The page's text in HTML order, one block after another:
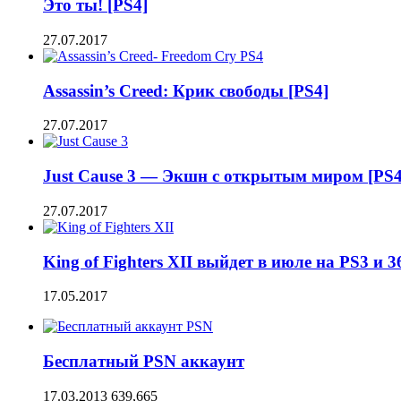
Это ты! [PS4]
27.07.2017
Assassin’s Creed: Крик свободы [PS4]
27.07.2017
Just Cause 3 — Экшн с открытым миром
27.07.2017
King of Fighters XII выйдет в июле на PS3 и
17.05.2017
Бесплатный PSN аккаунт
17.03.2013 639,665